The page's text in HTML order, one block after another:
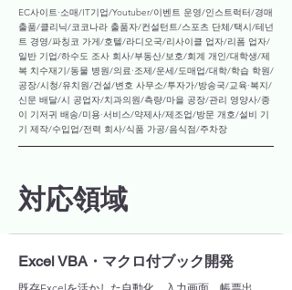
EC사이트·소매/IT기업/Youtuber/이벤트 운영/인스트럭터/경매
출품/클리닉/코코나라 출품자/컨설턴트/스포츠 단체/택시/테넌
트 경영/파칭코 가게/호텔/라디오국/리사이클 업자/리폼 업자/
일반 기업/하수도 조사 회사/부동산/보호/회계 개인/대학생/제
복 치수재기/동물 병원/의료·조제/운세/도매업/대학/학습 학원/
공장/시청/유치원/건설/변호 사무소/투자가/방송국/교육·복지/
신문 배달/시 공업자/치과의원/측량/마을 공장/관리 영양사/종
이 기저귀 배송/미용·서비스/약제사/제조업/방문 개호/설비 기
기 제작/수입업/전력 회사/식품 가공/음식점/주차장
対応領域
Excel VBA・マクロ付ブック開発